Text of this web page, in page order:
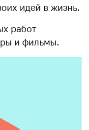
идей в жизнь.
работ
и фильмы.